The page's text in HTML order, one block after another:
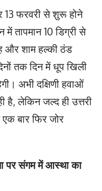
13 फरवरी से शुरू होने
तापमान 10 डिग्री से
और शाम हल्की ठंड
तक दिन में धूप खिली
अभी दक्षिणी हवाओं
है, लेकिन जल्द ही उत्तरी
बार फिर जोर
पर संगम में आस्था का